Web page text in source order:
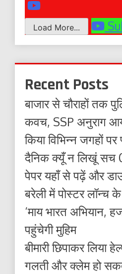
Load More...
Recent Posts
बाजार से चौराहों तक
कवच, SSP अनुराग
किया विभिन्न जगहों पर
दैनिक क्यूँ न लिखूं सच
पेपर यहाँ से पढ़ें और
बरेली में पोस्टर
‘माय भारत अभियान,
पहुंचेगी मुहिम
बीमारी छिपाकर लिया
गलती और क्लेम हो